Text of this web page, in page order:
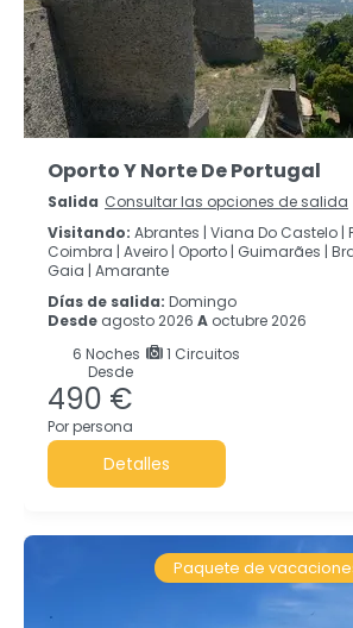
Oporto Y Norte De Portugal
Salida Consultar las opciones de salida
Visitando: Abrantes | Viana Do Castelo |
Coimbra | Aveiro | Oporto | Guimarães |
Gaia | Amarante
Días de salida: Domingo
Desde agosto 2026 A octubre 2026
6 Noches
1 Circuitos
Desde
490 €
Por persona
Detalles
Paquete de